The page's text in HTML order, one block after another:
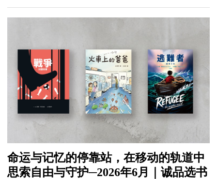
命运与记忆的停靠站，在移动的轨道中
思索自由与守护─2026年6月｜诚品选书